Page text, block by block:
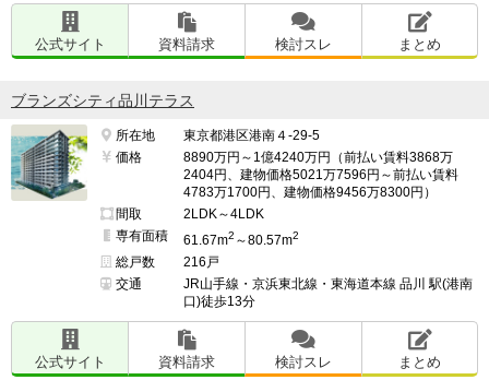
公式サイト 資料請求 検討スレ まとめ
ブランズシティ品川テラス
所在地
東京都港区港南４-29-5
価格
8890万円～1億4240万円（前払い賃料3868万
2404円、建物価格5021万7596円～前払い賃料
4783万1700円、建物価格9456万8300円）
間取
2LDK～4LDK
専有面積
61.67m2 ～80.57m2
総戸数
216戸
交通
JR山手線・京浜東北線・東海道本線 品川 駅(港南
口)徒歩13分
公式サイト 資料請求 検討スレ まとめ